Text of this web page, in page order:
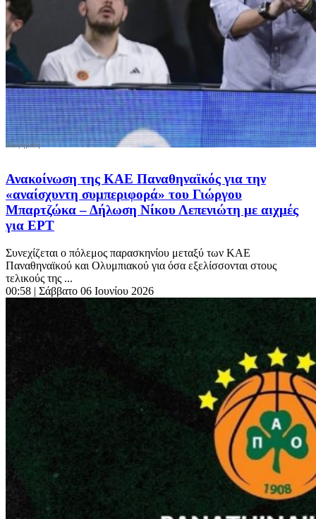
Ανακοίνωση της ΚΑΕ Παναθηναϊκός για την
«αναίσχυντη συμπεριφορά» του Γιώργου
Μπαρτζώκα – Δήλωση Νίκου Λεπενιώτη με αιχμές
για ΕΡΤ
Συνεχίζεται ο πόλεμος παρασκηνίου μεταξύ των ΚΑΕ
Παναθηναϊκού και Ολυμπιακού για όσα εξελίσσονται στους
τελικούς της ...
00:58 | Σάββατο 06 Ιουνίου 2026